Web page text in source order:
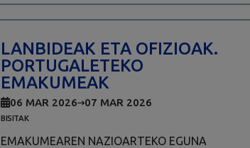
LANBIDEAK ETA OFIZIOAK.
PORTUGALETEKO
EMAKUMEAK
06 MAR 2026 07 MAR 2026
BISITAK
EMAKUMEAREN NAZIOARTEKO EGUNA